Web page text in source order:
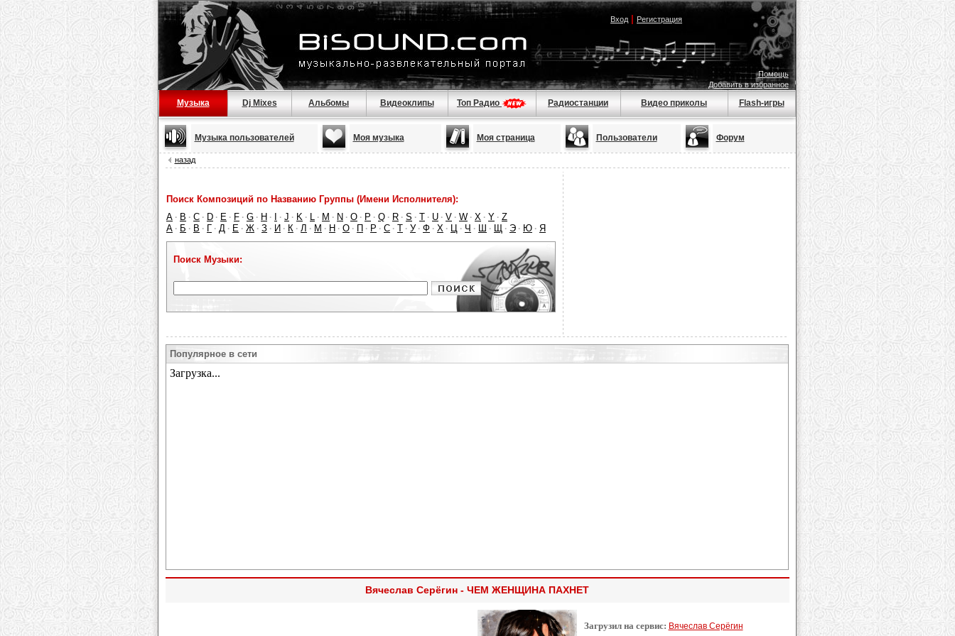
Вход| Регистрация
Помощь
Добавить в избранное
Музыка Dj Mixes Альбомы Видеоклипы Топ Радио Радиостанции Видео приколы Flash-игры
Музыка пользователей Моя музыка Моя страница Пользователи Форум
назад
Поиск Композиций по Названию Группы (Имени Исполнителя):
A · B · C · D · E · F · G · H · · J · K · L · M · N · O · P · Q · R · S · T · U · V · W · X · Y · Z
А · Б · В · Г · Д · Е · Ж · З · И · К · Л · М · Н · О · П · Р · С · Т · У · Ф · Х · Ц · Ч · Ш · Щ · Э · Ю · Я
Поиск Музыки:
Популярное в сети
Вячеслав Серёгин - ЧЕМ ЖЕНЩИНА ПАХНЕТ
Загрузил на сервис: Вячеслав Серёгин